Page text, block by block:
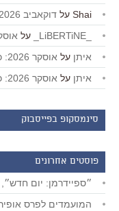
Shai על דוקאביב 2026: שש או שבע המלצות
על אוסקר 2026:
איתן על אוסקר 2026: כל הזוכים
איתן על אוסקר 2026: כל הזוכים
סינמסקופ בפייסבוק
פוסטים אחרונים
״ספיידרמן: יום חדש״,
המועמדים לפרס אופיר 2026: ״עצמאות״